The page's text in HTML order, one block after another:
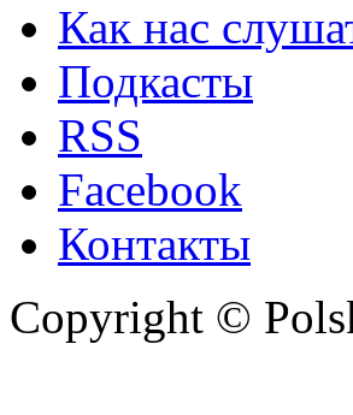
Как нас
Подкасты
RSS
Facebook
Контакты
Copyright ©